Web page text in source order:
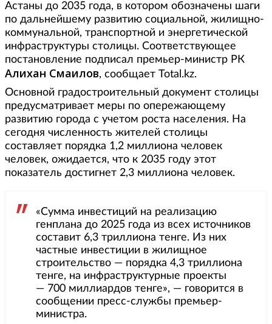
Астаны до 2035 года, в котором обозначены шаги
по дальнейшему развитию социальной, жилищно-
коммунальной, транспортной и энергетической
инфраструктуры столицы. Соответствующее
постановление подписал премьер-министр РК
Алихан Смаилов, сообщает Total.kz.
Основной градостроительный документ столицы
предусматривает меры по опережающему
развитию города с учетом роста населения. На
сегодня численность жителей столицы
составляет порядка 1,2 миллиона человек
человек, ожидается, что к 2035 году этот
показатель достигнет 2,3 миллиона человек.
«Сумма инвестиций на реализацию
генплана до 2025 года из всех источников
составит 6,3 триллиона тенге. Из них
частные инвестиции в жилищное
строительство — порядка 4,3 триллиона
тенге, на инфраструктурные проекты
— 700 миллиардов тенге», — говорится в
сообщении пресс-службы премьер-
министра.